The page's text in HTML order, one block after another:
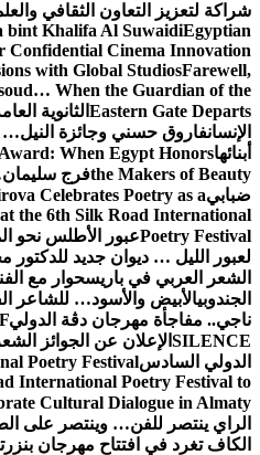
شراكة لتعزيز التعاون الثقافي
bint Khalifa Al SuwaidiEgyptian
Confidential Cinema Innovation
with Global StudiosFarewell,
When the Guardian of the
Eastern Gate Departs الثانوية
الإنسانفاروق حسني وجائزة
أبنائهاWhen Egypt Honors
the Makers of Beautyفرج
ضبابيCelebrates Poetry as a
the 6th Silk Road International
Poetry Festivalعبور الأطلس نحو
لعبور الليل … ديوان جديد
الشعر العربي في باريسحوار مع
الجندوبيالأبيض والأسود… للشاعر
ناجي.. مفاجأة مهرجان دڨة الدولي
SILENCE الإعلان عن الجوائز
الدولي السادسPoetry Festival
International Poetry Festival to
Cultural Dialogue in Almaty
الراي ينتصر للفن… وينتصر على
الكاف تغرد في افتتاح مهرجان بنزرت